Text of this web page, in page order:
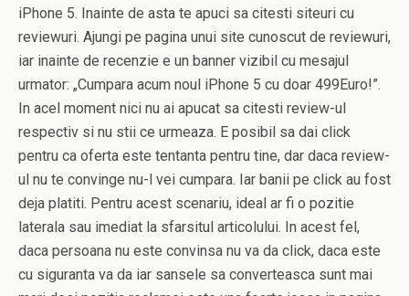
iPhone 5. Inainte de asta te apuci sa citesti siteuri cu
reviewuri. Ajungi pe pagina unui site cunoscut de reviewuri,
iar inainte de recenzie e un banner vizibil cu mesajul
urmator: „Cumpara acum noul iPhone 5 cu doar 499Euro!”.
In acel moment nici nu ai apucat sa citesti review-ul
respectiv si nu stii ce urmeaza. E posibil sa dai click
pentru ca oferta este tentanta pentru tine, dar daca review-
ul nu te convinge nu-l vei cumpara. Iar banii pe click au fost
deja platiti. Pentru acest scenariu, ideal ar fi o pozitie
laterala sau imediat la sfarsitul articolului. In acest fel,
daca persoana nu este convinsa nu va da click, daca este
cu siguranta va da iar sansele sa converteasca sunt mai